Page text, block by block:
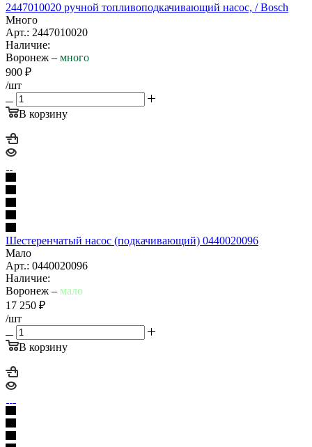
2447010020 ручной топливоподкачивающий насос, / Bosch
Много
Арт.: 2447010020
Наличие:
Воронеж – много
900 ₽
/шт
В корзину
Шестеренчатый насос (подкачивающий) 0440020096
Мало
Арт.: 0440020096
Наличие:
Воронеж – мало
17 250 ₽
/шт
В корзину